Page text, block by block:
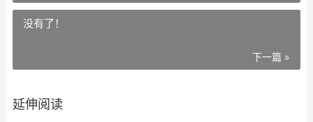
没有了！
下一篇 »
延伸阅读